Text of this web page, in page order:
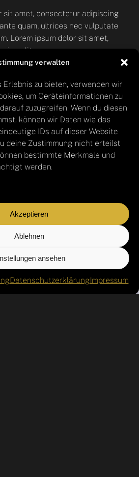
verwalten
Erlebnis zu bieten, verwenden wir
um Geräteinformationen zu
zuzugreifen. Wenn du diesen
können wir Daten wie das
IDs auf dieser Website
deine Zustimmung nicht erteilst
bestimmte Merkmale und
werden.
Akzeptieren
Ablehnen
ansehen
DatenschutzerklärungImpressum
sit amet, consectetur adipiscing
quam, ultrices nec vulputate
Lorem ipsum dolor sit amet,
elit.
every step of the way and
further than I could
DAF